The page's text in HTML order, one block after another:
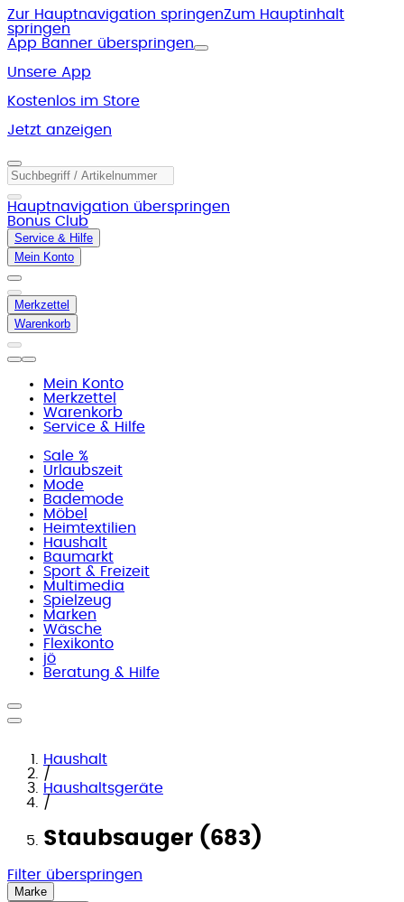
Zur Hauptnavigation springenZum Hauptinhalt
springen
App Banner überspringen
Unsere App
Kostenlos im Store
Jetzt anzeigen
Hauptnavigation überspringen
Bonus Club
Service & Hilfe
Mein Konto
Merkzettel
Warenkorb
Mein Konto
Merkzettel
Warenkorb
Service & Hilfe
Sale %
Urlaubszeit
Mode
Bademode
Möbel
Heimtextilien
Haushalt
Baumarkt
Sport & Freizeit
Multimedia
Spielzeug
Marken
Wäsche
Flexikonto
jö
Beratung & Hilfe
Haushalt
/
Haushaltsgeräte
/
Staubsauger (683)
Filter überspringen
Marke